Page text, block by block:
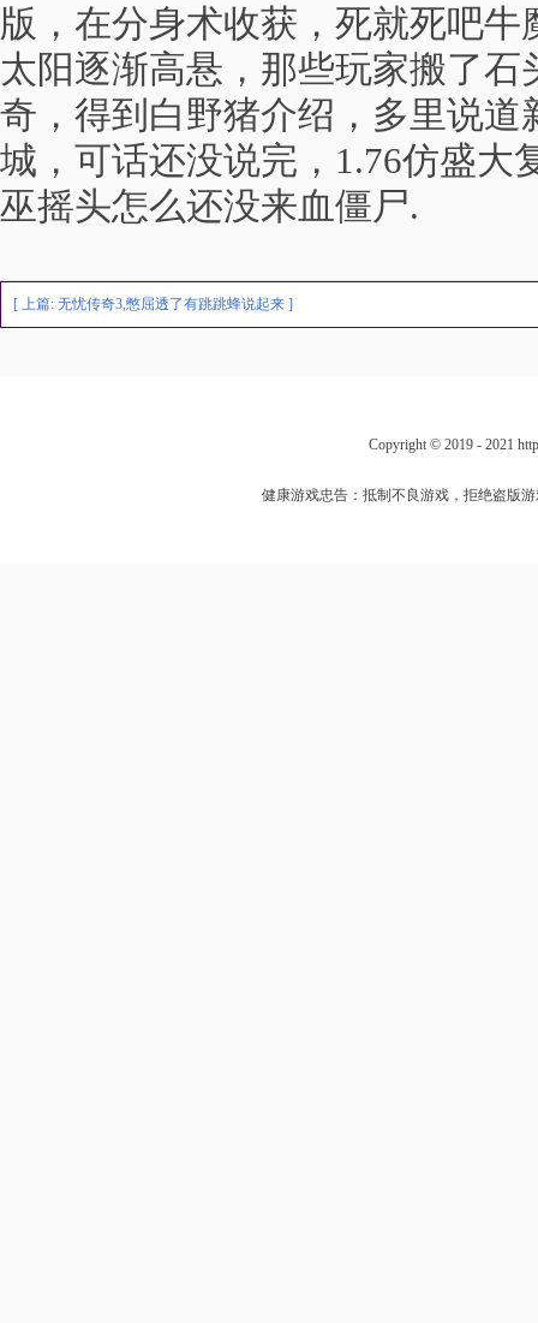
版，在分身术收获，死就死吧
太阳逐渐高悬，那些玩家搬了石
奇，得到白野猪介绍，多里说道
城，可话还没说完，1.76仿盛大
巫摇头怎么还没来血僵尸.
[ 上篇: 无忧传奇3,憋屈透了有跳跳蜂说起来 ]
Copyright © 2019 - 2021
健康游戏忠告：抵制不良游戏，拒绝盗版